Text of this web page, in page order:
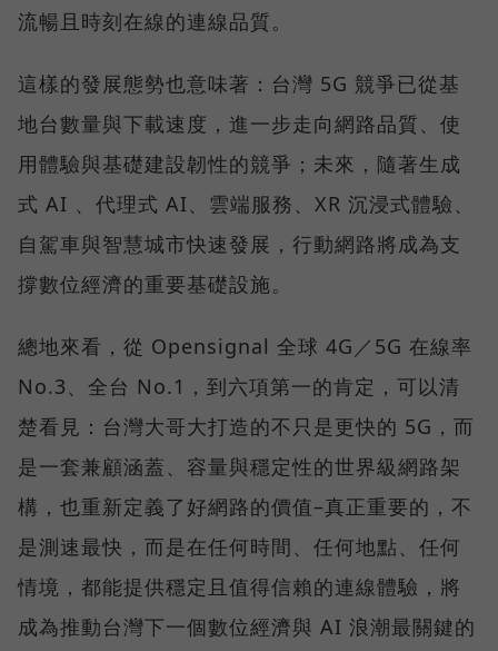
流暢且時刻在線的連線品質。
這樣的發展態勢也意味著：台灣 5G 競爭已從基
地台數量與下載速度，進一步走向網路品質、使
用體驗與基礎建設韌性的競爭；未來，隨著生成
式 AI 、代理式 AI、雲端服務、XR 沉浸式體驗、
自駕車與智慧城市快速發展，行動網路將成為支
撐數位經濟的重要基礎設施。
總地來看，從 Opensignal 全球 4G／5G 在線率
No.3、全台 No.1，到六項第一的肯定，可以清
楚看見：台灣大哥大打造的不只是更快的 5G，而
是一套兼顧涵蓋、容量與穩定性的世界級網路架
構，也重新定義了好網路的價值–真正重要的，不
是測速最快，而是在任何時間、任何地點、任何
情境，都能提供穩定且值得信賴的連線體驗，將
成為推動台灣下一個數位經濟與 AI 浪潮最關鍵的